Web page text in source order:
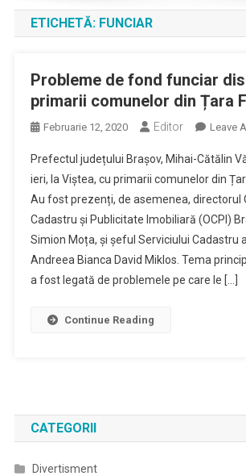
ETICHETĂ: FUNCIAR
Probleme de fond funciar
primarii comunelor din Țara
Februarie 12, 2020 Editor Leave
Prefectul județului Brașov, Mihai-Cătălin
ieri, la Viștea, cu primarii comunelor din
Au fost prezenți, de asemenea, directorul
Cadastru și Publicitate Imobiliară (OCPI)
Simion Moța, și șeful Serviciului Cadastru
Andreea Bianca David Miklos. Tema
a fost legată de problemele pe care le […]
Continue Reading
CATEGORII
Divertisment